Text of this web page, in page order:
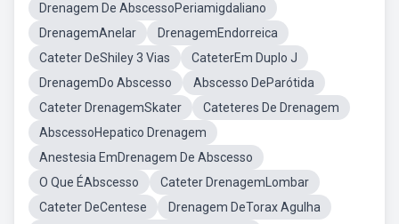
Drenagem De AbscessoPeriamigdaliano
DrenagemAnelar
DrenagemEndorreica
Cateter DeShiley 3 Vias
CateterEm Duplo J
DrenagemDo Abscesso
Abscesso DeParótida
Cateter DrenagemSkater
Cateteres De Drenagem
AbscessoHepatico Drenagem
Anestesia EmDrenagem De Abscesso
O Que ÉAbscesso
Cateter DrenagemLombar
Cateter DeCentese
Drenagem DeTorax Agulha